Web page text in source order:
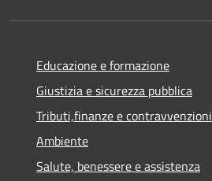
Educazione e formazione
Giustizia e sicurezza pubblica
Tributi,finanze e contravvenzioni
Ambiente
Salute, benessere e assistenza